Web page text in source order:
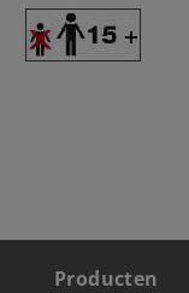
Producten